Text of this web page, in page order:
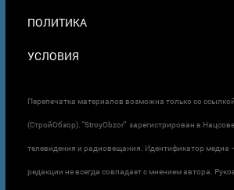
ПОЛИТИКА
УСЛОВИЯ
Перепечатка материалов возможна только со
(СтройОбзор). "StroyObzor" зарегистрирован в
телевидения и радиовещания. Идентификатор медиа
редакции не всегда совпадает с мнением автора.